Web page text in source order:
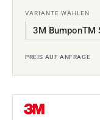
VARIANTE WÄHLEN
PREIS AUF ANFRAGE